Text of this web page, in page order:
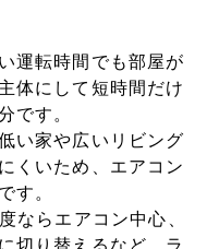
運転時間でも部屋が
体にして短時間だけ
です。
い家や広いリビング
くいため、エアコン
す。
ならエアコン中心、